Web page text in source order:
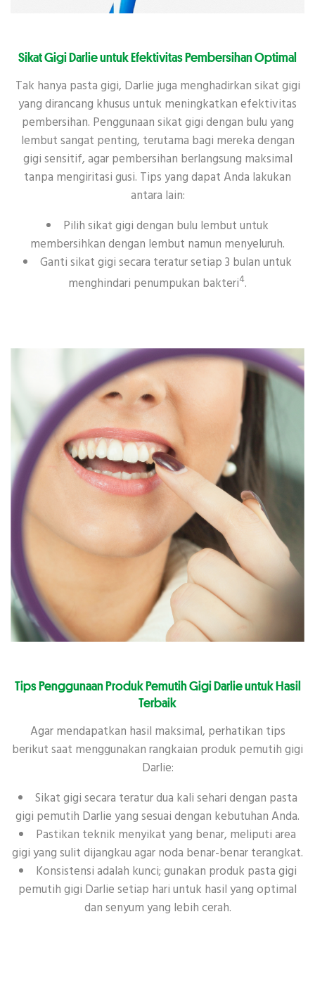
Sikat Gigi Darlie untuk Efektivitas Pembersihan Optimal
Tak hanya pasta gigi, Darlie juga menghadirkan sikat gigi
yang dirancang khusus untuk meningkatkan efektivitas
pembersihan. Penggunaan sikat gigi dengan bulu yang
lembut sangat penting, terutama bagi mereka dengan
gigi sensitif, agar pembersihan berlangsung maksimal
tanpa mengiritasi gusi. Tips yang dapat Anda lakukan
antara lain:
Pilih sikat gigi dengan bulu lembut untuk
membersihkan dengan lembut namun menyeluruh.
Ganti sikat gigi secara teratur setiap 3 bulan untuk
menghindari penumpukan bakteri4.
Tips Penggunaan Produk Pemutih Gigi Darlie untuk Hasil
Terbaik
Agar mendapatkan hasil maksimal, perhatikan tips
berikut saat menggunakan rangkaian produk pemutih gigi
Darlie:
Sikat gigi secara teratur dua kali sehari dengan pasta
gigi pemutih Darlie yang sesuai dengan kebutuhan Anda.
Pastikan teknik menyikat yang benar, meliputi area
gigi yang sulit dijangkau agar noda benar-benar terangkat.
Konsistensi adalah kunci; gunakan produk pasta gigi
pemutih gigi Darlie setiap hari untuk hasil yang optimal
dan senyum yang lebih cerah.